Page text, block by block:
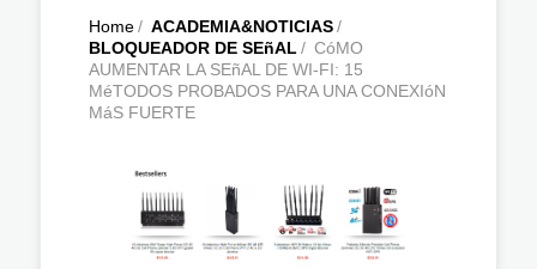
Home/ ACADEMIA&NOTICIAS/
BLOQUEADOR DE SEñAL / CóMO
AUMENTAR LA SEñAL DE WI-FI: 15
MéTODOS PROBADOS PARA UNA CONEXIóN
MáS FUERTE